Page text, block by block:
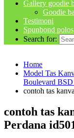
Gallery goodie
Goodie
Testimoni
Spunbond polos
Search for:
Home
Model Tas
Boulevard
contoh tas
contoh tas
Perdana